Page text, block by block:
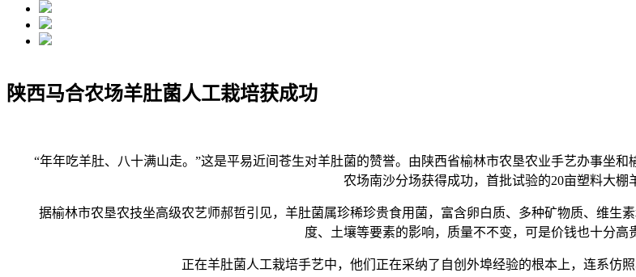
陕西马合农场羊肚菌人工栽培获成功
“年年吃羊肚、八十满山走。”这是平易近间苍生对羊肚菌的赞誉。由陕西省榆林市农垦农业手艺办事坐和
农场南沙分场获得成功，首批试验的20亩塑料大棚
据榆林市农垦农技坐高级农艺师郝哲引见，羊肚菌属珍稀珍贵食用菌，富含卵白质、多种矿物质、维生
度、土壤等要素的影响，质量不不变，可是价钱也十分高
正在羊肚菌人工栽培手艺中，他们正在采纳了自创外埠经验的根本上，连系仿照